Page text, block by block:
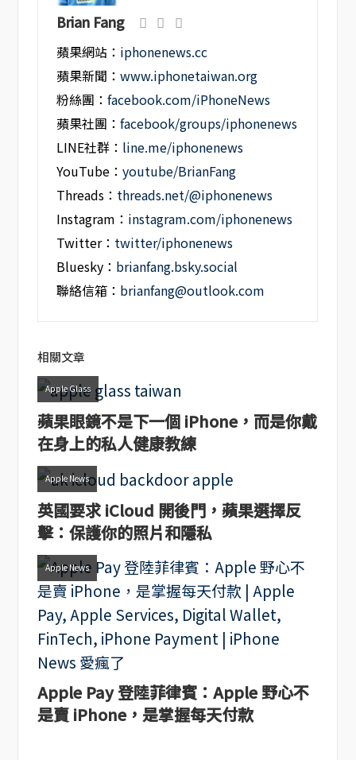
Brian Fang
蘋果網站： iphonenews.cc
蘋果新聞：www.iphonetaiwan.org
粉絲團：facebook.com/iPhoneNews
蘋果社團：facebook/groups/iphonenews
LINE社群： line.me/iphonenews
YouTube：youtube/BrianFang
Threads： threads.net/@iphonenews
Instagram： instagram.com/iphonenews
Twitter： twitter/iphonenews
Bluesky： brianfang.bsky.social
聯絡信箱： brianfang@outlook.com
相關文章
Apple Glass
蘋果眼鏡不是下一個 iPhone，而是你戴
在身上的私人健康教練
Apple News
英國要求 iCloud 開後門，蘋果選擇反
擊：保護你的照片和隱私
Apple News
Apple Pay 登陸菲律賓：Apple 野心不
是賣 iPhone，是掌握每天付款